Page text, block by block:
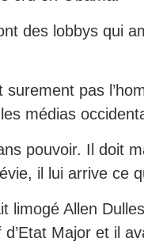
des lobbys qui
surement pas
médias
pouvoir. Il doit
il lui arrive ce
limogé Allen
Major et il